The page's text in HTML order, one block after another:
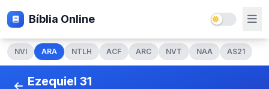
Bíblia Online
NVI ARA NTLH ACF ARC NVT NAA AS21
Ezequiel 31